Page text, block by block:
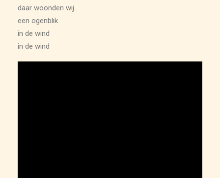
daar woonden wij
een ogenblik
in de wind
in de wind